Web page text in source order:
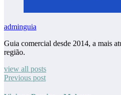
adminguia
Guia comercial desde 2014, a mais
região.
view all posts
Previous post